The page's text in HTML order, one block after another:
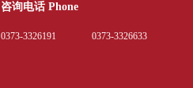
咨询电话 Phone
0373-3326191 0373-3326633